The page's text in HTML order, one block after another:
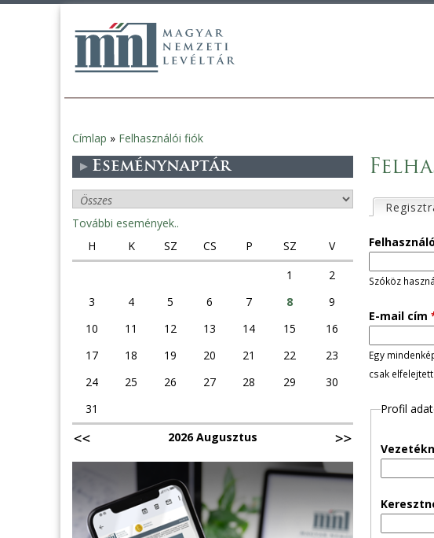
Jelenlegi
hely
Címlap » Felhasználói fiók
l
s
ő
d
l
e
Szóköz
E-mail cím
Egy
csak
Profil
Eseménynaptár
További események..
H
K SZ CS P SZ
V
1
2
3
4 5 6 7 8
9
10
11 12 13 14 15
16
17
18 19 20 21 22
23
24
25 26 27 28 29
30
31
2026 Augusztus